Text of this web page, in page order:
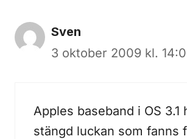
Sven
3 oktober 2009 kl.
Apples baseband i OS 3.1
stängd luckan som fanns